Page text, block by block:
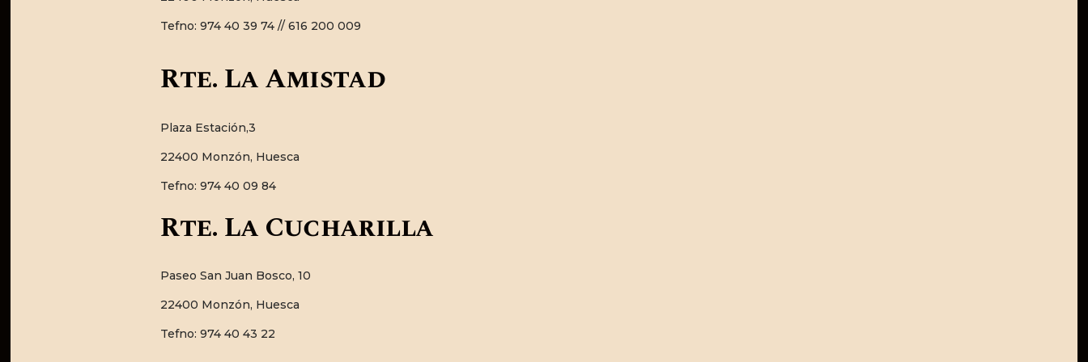
Tefno: 974 40 39 74 // 616 200 009
Rte. La Amistad
Plaza Estación,3
22400 Monzón, Huesca
Tefno: 974 40 09 84
Rte. La Cucharilla
Paseo San Juan Bosco, 10
22400 Monzón, Huesca
Tefno: 974 40 43 22